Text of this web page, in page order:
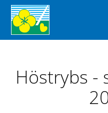
Höstrybs -